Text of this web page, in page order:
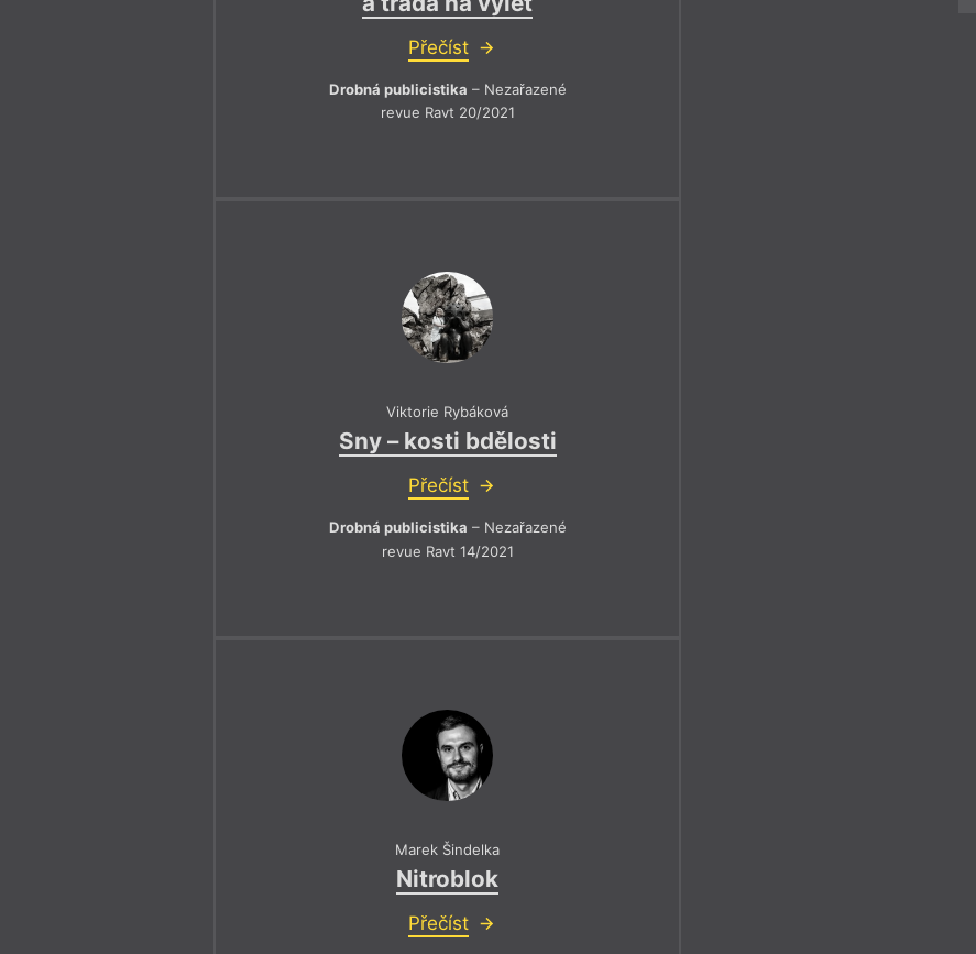
Přečíst
Drobná publicistika – Nezařazené
revue Ravt 20/2021
Viktorie Rybáková
Sny – kosti bdělosti
Přečíst
Drobná publicistika – Nezařazené
revue Ravt 14/2021
Marek Šindelka
Nitroblok
Přečíst